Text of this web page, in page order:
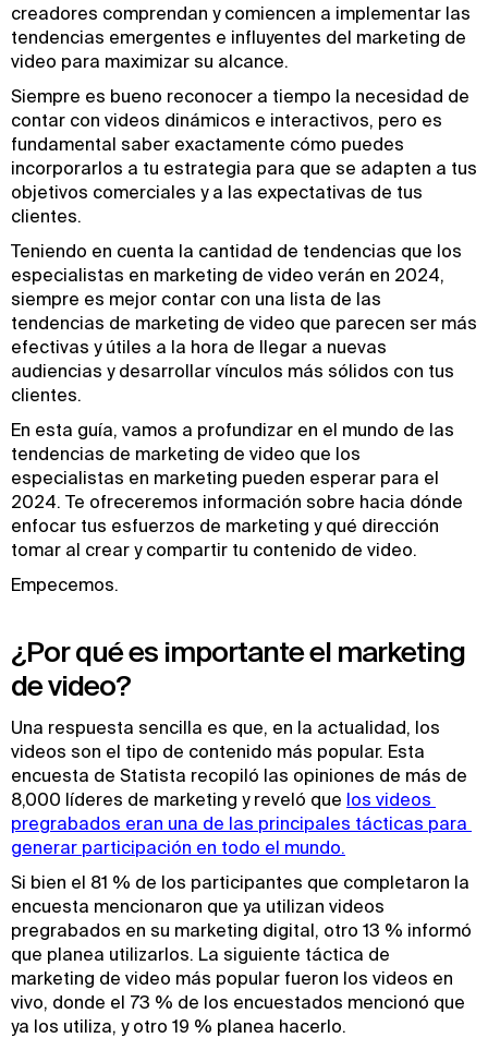
creadores comprendan y comiencen a implementar las
tendencias emergentes e influyentes del marketing de
video para maximizar su alcance.
Siempre es bueno reconocer a tiempo la necesidad de
contar con videos dinámicos e interactivos, pero es
fundamental saber exactamente cómo puedes
incorporarlos a tu estrategia para que se adapten a tus
objetivos comerciales y a las expectativas de tus
clientes.
Teniendo en cuenta la cantidad de tendencias que los
especialistas en marketing de video verán en 2024,
siempre es mejor contar con una lista de las
tendencias de marketing de video que parecen ser más
efectivas y útiles a la hora de llegar a nuevas
audiencias y desarrollar vínculos más sólidos con tus
clientes.
En esta guía, vamos a profundizar en el mundo de las
tendencias de marketing de video que los
especialistas en marketing pueden esperar para el
2024. Te ofreceremos información sobre hacia dónde
enfocar tus esfuerzos de marketing y qué dirección
tomar al crear y compartir tu contenido de video.
Empecemos.
¿Por qué es importante el marketing
de video?
Una respuesta sencilla es que, en la actualidad, los
videos son el tipo de contenido más popular. Esta
encuesta de Statista recopiló las opiniones de más de
8,000 líderes de marketing y reveló que los videos
pregrabados eran una de las principales tácticas para
generar participación en todo el mundo.
Si bien el 81 % de los participantes que completaron la
encuesta mencionaron que ya utilizan videos
pregrabados en su marketing digital, otro 13 % informó
que planea utilizarlos. La siguiente táctica de
marketing de video más popular fueron los videos en
vivo, donde el 73 % de los encuestados mencionó que
ya los utiliza, y otro 19 % planea hacerlo.